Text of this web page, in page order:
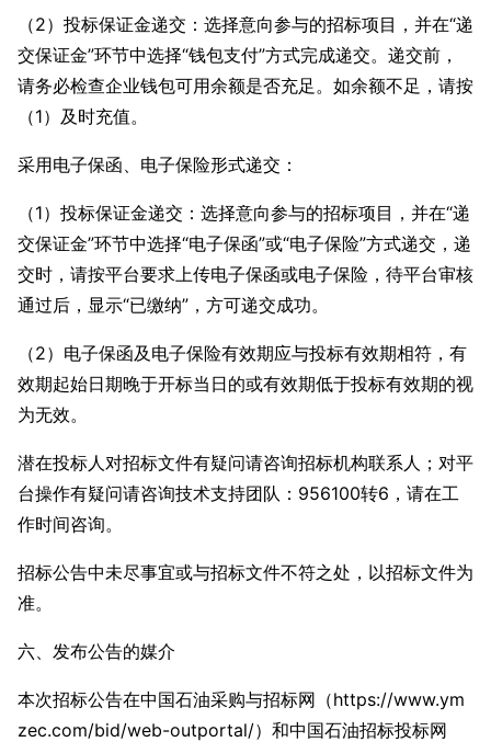
（2）投标保证金递交： 选择意向参与的招标项目，并在“递
交保证金”环节中选择“钱包支付”方式完成递交。 递交前，
请务必检查企业钱包可用余额是否充足。如余额不足，请按
（1）及时充值。
采用电子保函、电子保险形式递交：
（1）投标保证金递交：选择意向参与的招标项目，并在“递
交保证金”环节中选择“电子保函”或“电子保险”方式递交，递
交时，请按平台要求上传电子保函或电子保险，待平台审核
通过后，显示“已缴纳”，方可递交成功。
（2）电子保函及电子保险有效期应与投标有效期相符，有
效期起始日期晚于开标当日的或有效期低于投标有效期的视
为无效。
潜在投标人对招标文件有疑问请咨询招标机构联系人；对平
台操作有疑问请咨询技术支持团队：956100转6，请在工
作时间咨询。
招标公告中未尽事宜或与招标文件不符之处，以招标文件为
准。
六、发布公告的媒介
本次招标公告在中国石油采购与招标网（https://www.ym
zec.com/bid/web-outportal/）和中国石油招标投标网